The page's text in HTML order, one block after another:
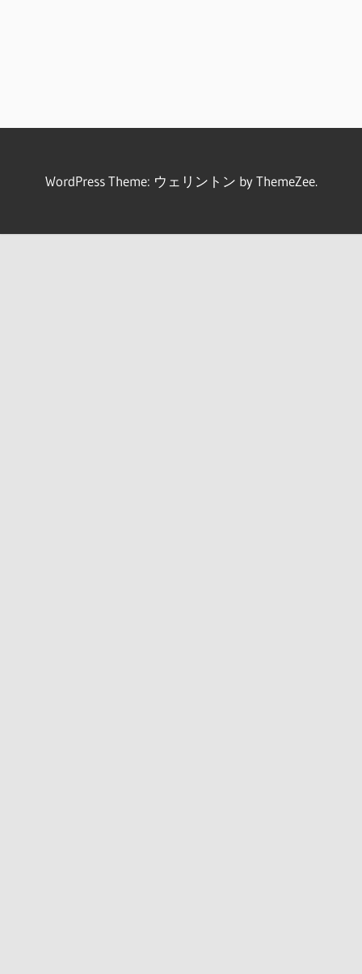
WordPress Theme: ウェリントン by ThemeZee.